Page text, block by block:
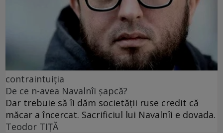
contraintuiția
De ce n-avea Navalnîi șapcă?
Dar trebuie să îi dăm societății ruse credit că
măcar a încercat. Sacrificiul lui Navalnîi e dovada.
Teodor TIŢĂ